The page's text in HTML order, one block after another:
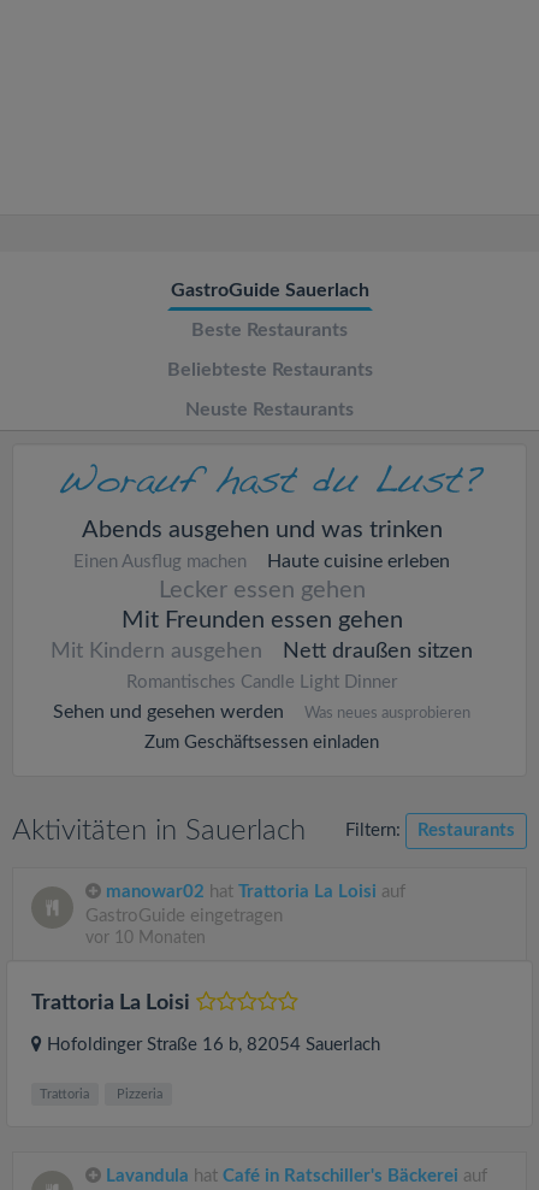
GastroGuide Sauerlach
Beste Restaurants
Beliebteste Restaurants
Neuste Restaurants
Abends ausgehen und was trinken
Einen Ausflug machen Haute cuisine erleben
Lecker essen gehen
Mit Freunden essen gehen
Mit Kindern ausgehen Nett draußen sitzen
Romantisches Candle Light Dinner
Sehen und gesehen werden Was neues ausprobieren
Zum Geschäftsessen einladen
Aktivitäten in Sauerlach Filtern: Restaurants
manowar02 hat Trattoria La Loisi auf
GastroGuide eingetragen
vor 10 Monaten
Trattoria La Loisi
Hofoldinger Straße 16 b, 82054 Sauerlach
Trattoria Pizzeria
Lavandula hat Café in Ratschiller's Bäckerei auf